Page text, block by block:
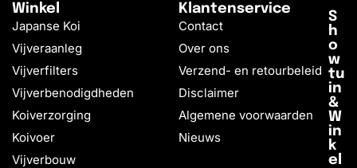
Winkel
Japanse Koi
Vijveraanleg
Vijverfilters
Vijverbenodigdheden
Koiverzorging
Koivoer
Vijverbouw
Klantenservice
Contact
Over ons
Verzend- en retourbeleid
Disclaimer
Algemene voorwaarden
Nieuws
S
h
o
w
tu
in
&
W
in
k
el